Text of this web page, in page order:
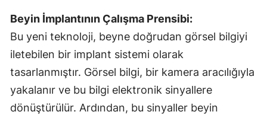
Beyin İmplantının Çalışma Prensibi:
Bu yeni teknoloji, beyne doğrudan görsel bilgiyi
iletebilen bir implant sistemi olarak
tasarlanmıştır. Görsel bilgi, bir kamera aracılığıyla
yakalanır ve bu bilgi elektronik sinyallere
dönüştürülür. Ardından, bu sinyaller beyin